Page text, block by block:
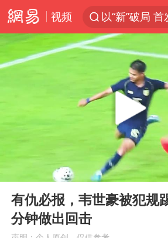
视频
宇树科技发
吉林一“温度
台风白海豚
多地要求领
Play
有仇必报，韦世豪被犯规
分钟做出回击